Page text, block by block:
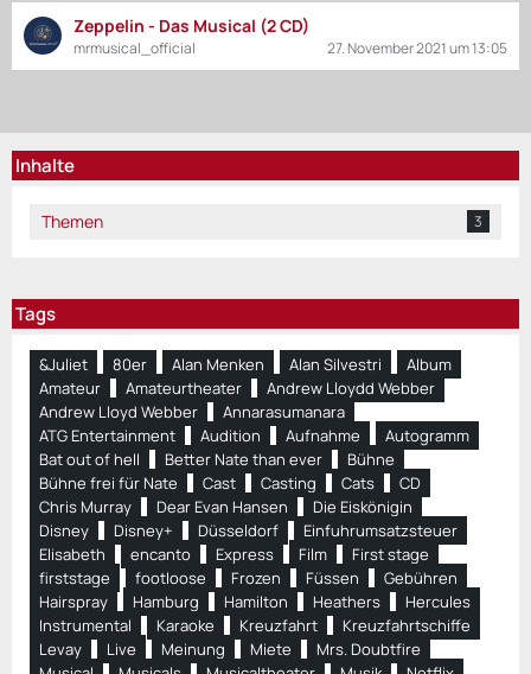
Zeppelin - Das Musical (2 CD)
mrmusical_official 27. November 2021 um 13:05
Inhalte
Themen 3
Tags
&Juliet 80er Alan Menken Alan Silvestri
Album
Amateur
Amateurtheater
Andrew Lloydd Webber
Andrew Lloyd Webber
Annarasumanara
ATG Entertainment
Audition Aufnahme
Autogramm
Bat out of hell
Better Nate than ever
Bühne
Bühne frei für Nate
Cast Casting Cats
CD
Chris Murray
Dear Evan Hansen
Die Eiskönigin
Disney
Disney+ Düsseldorf
Einfuhrumsatzsteuer
Elisabeth
encanto Express Film
First stage
firststage
footloose Frozen Füssen
Gebühren
Hairspray
Hamburg Hamilton Heathers
Hercules
Instrumental
Karaoke Kreuzfahrt
Kreuzfahrtschiffe
Levay
Live Meinung Miete
Mrs. Doubtfire